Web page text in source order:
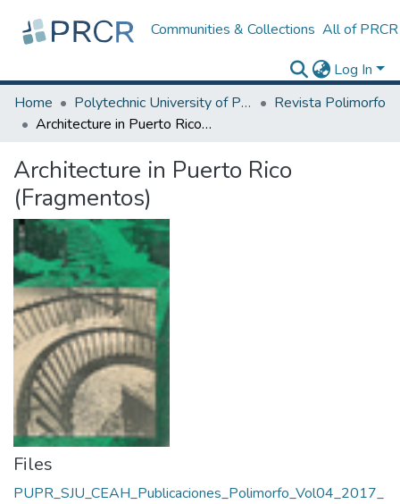
Communities & Collections All of PRCR
Log In
Home
Polytechnic University of Puerto Rico
Revista Polimorfo
Architecture in Puerto Rico (Fragmentos)
Architecture in Puerto Rico
(Fragmentos)
Files
PUPR_SJU_CEAH_Publicaciones_Polimorfo_Vol04_2017_